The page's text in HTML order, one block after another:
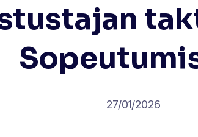
27/01/2026